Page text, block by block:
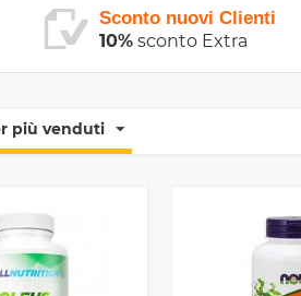
Sconto nuovi Clienti
10% sconto Extra
più venduti